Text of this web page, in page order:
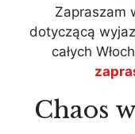
Zapraszam
dotyczącą
całych
Chaos